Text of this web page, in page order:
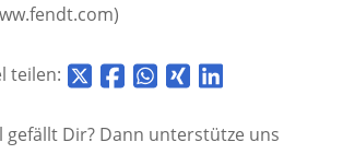
teilen:
gefällt Dir? Dann unterstütze uns